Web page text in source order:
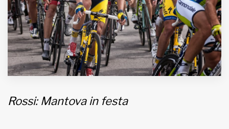
Iscriviti alla newsletter
www.viveremilano.info
Fondato e diretto da Enzo De
Bernardis
EDB edizioni - Via Brivio angolo C.
Informativa sulla privacy
Rossi: Mantova in festa